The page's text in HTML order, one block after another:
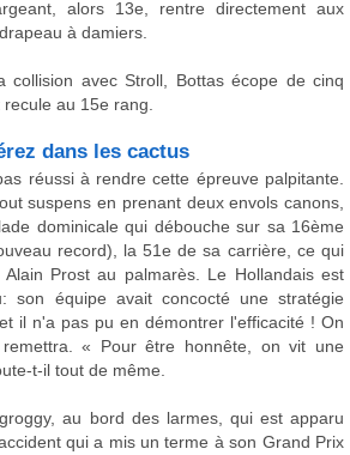
alors 13e, rentre directement aux
à damiers.
collision avec Stroll, Bottas écope de cinq
au 15e rang.
dans les cactus
réussi à rendre cette épreuve palpitante.
suspens en prenant deux envols canons,
dominicale qui débouche sur sa 16ème
record), la 51e de sa carrière, ce qui
Prost au palmarès. Le Hollandais est
son équipe avait concocté une stratégie
il n'a pas pu en démontrer l'efficacité ! On
« Pour être honnête, on vit une
t-il tout de même.
au bord des larmes, qui est apparu
qui a mis un terme à son Grand Prix